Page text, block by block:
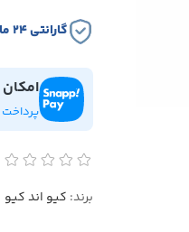
گارانتی ۲۴ ماهه وستا سرویس
برند: کیو اند کیو